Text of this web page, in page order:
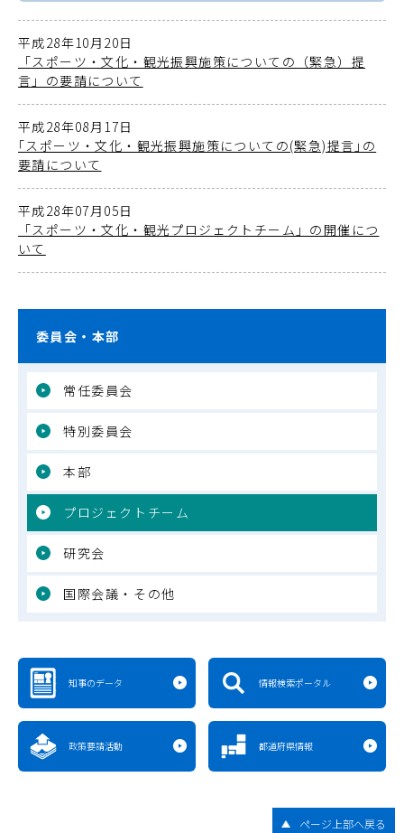
平成28年10月20日
「スポーツ・文化・観光振興施策についての（緊急）提
言」の要請について
平成28年08月17日
｢スポーツ・文化・観光振興施策についての(緊急)提言｣の
要請について
平成28年07月05日
「スポーツ・文化・観光プロジェクトチーム」の開催につ
いて
委員会・本部
常任委員会
特別委員会
本部
プロジェクトチーム
研究会
国際会議・その他
知事のデータ 情報検索ポータル
政策要請活動 都道府県情報
ページ上部へ戻る